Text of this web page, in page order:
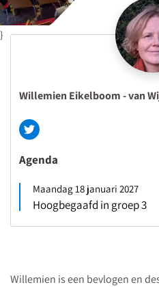
}
Willemien Eikelboom - van
Agenda
Maandag 18 januari 2027
Hoogbegaafd in groep 3
Willemien is een bevlogen en